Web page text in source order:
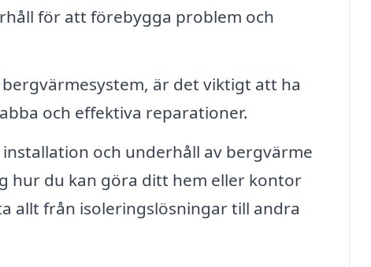
för att förebygga problem och
är det viktigt att ha
och effektiva reparationer.
och underhåll av bergvärme
hur du kan göra ditt hem eller kontor
allt från isoleringslösningar till andra